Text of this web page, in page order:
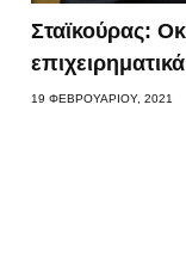
Σταϊκούρας:
19 ΦΕΒΡΟΥΑΡΊΟΥ, 2021